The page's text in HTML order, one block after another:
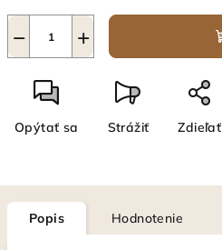
+
−
Opýtať sa Strážiť Zdieľať
Popis Hodnotenie